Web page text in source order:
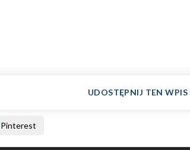
UDOSTĘPNIJ TEN WPIS
Pinterest